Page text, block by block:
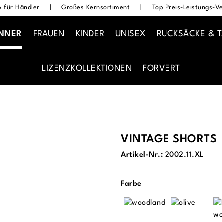
für Händler Großes Kernsortiment Top Preis-Leistungs-
FRAUEN KINDER UNISEX RUCKSÄCKE &
LIZENZKOLLEKTIONEN FORVERT
VINTAGE SHORTS
Artikel-Nr.: 2002.11.XL
Farbeauswählen